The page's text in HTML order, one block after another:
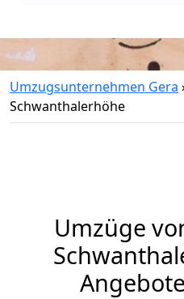
Umzugsunternehmen Gera
Schwanthalerhöhe
Umzüge